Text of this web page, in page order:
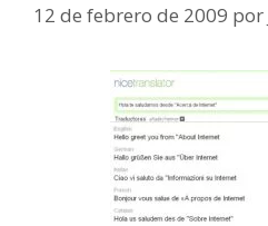
12 de febrero de 2009 por